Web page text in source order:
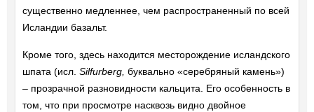
существенно медленнее, чем распространенный по всей
Исландии базальт.
Кроме того, здесь находится месторождение исландского
шпата (исл. Silfurberg, буквально «серебряный камень»)
– прозрачной разновидности кальцита. Его особенность в
том, что при просмотре насквозь видно двойное